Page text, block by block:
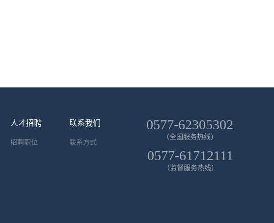
人才招聘
招聘职位
联系我们
联系方式
0577-62305302
（全国服务热线）
0577-61712111
（监督服务热线）